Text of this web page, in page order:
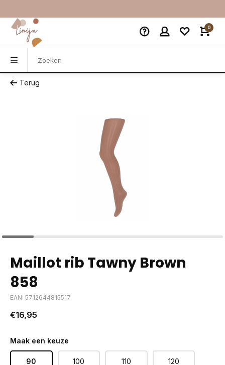
0
Terug
Maillot rib Tawny Brown
858
EAN: 5712644815517
€16,95
Maak een keuze
90 100 110 120